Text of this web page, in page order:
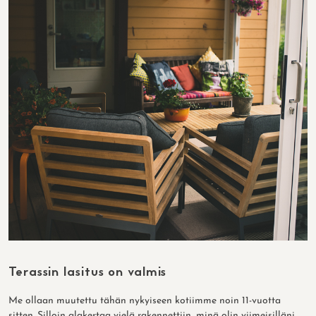
Terassin lasitus on valmis
Me ollaan muutettu tähän nykyiseen kotiimme noin 11-vuotta